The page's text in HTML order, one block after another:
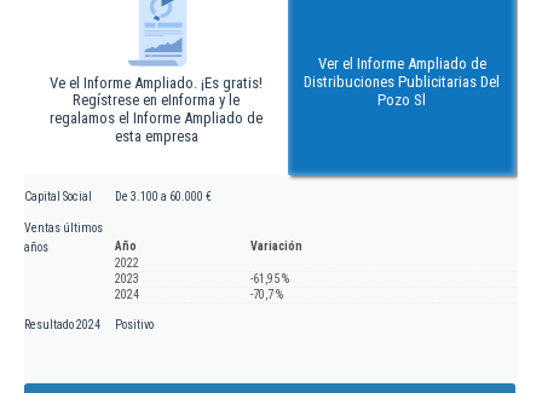
Ve el Informe Ampliado. ¡Es gratis!
Regístrese en eInforma y le
regalamos el Informe Ampliado de
esta empresa
Ver el Informe Ampliado de
Distribuciones Publicitarias Del
Pozo Sl
Capital Social De 3.100 a 60.000 €
Ventas últimos
años
Año
Variación
2022
2023
-61,95 %
2024
-70,7 %
Resultado 2024 Positivo